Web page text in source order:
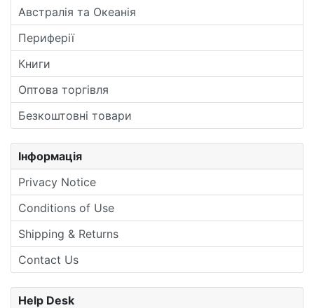
Австралія та Океанія
Периферії
Книги
Оптова торгівля
Безкоштовні товари
Інформація
Privacy Notice
Conditions of Use
Shipping & Returns
Contact Us
Help Desk